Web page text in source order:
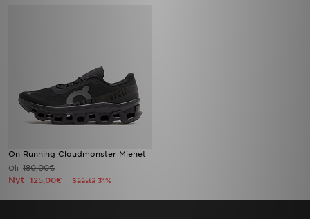
On Running Cloudmonster Miehet
Oli180,00€
Nyt 125,00€ Säästä 31%